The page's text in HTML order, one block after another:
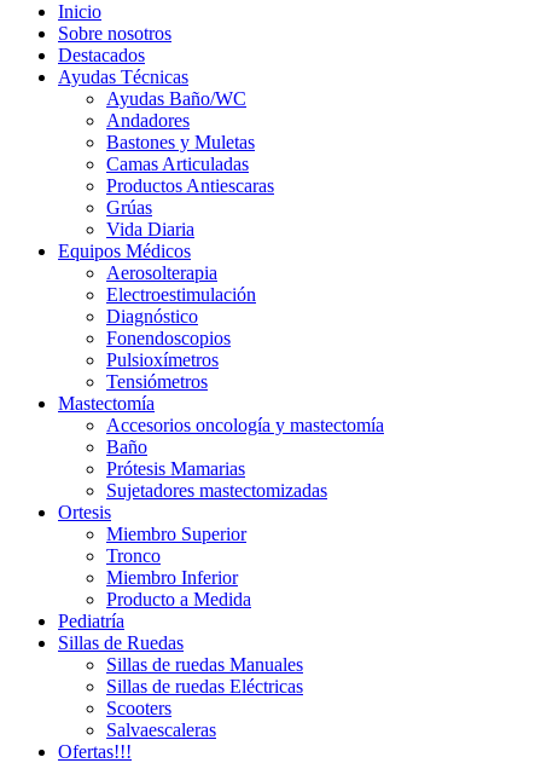
Inicio
Sobre nosotros
Destacados
Ayudas Técnicas
Ayudas Baño/WC
Andadores
Bastones y Muletas
Camas Articuladas
Productos Antiescaras
Grúas
Vida Diaria
Equipos Médicos
Aerosolterapia
Electroestimulación
Diagnóstico
Fonendoscopios
Pulsioxímetros
Tensiómetros
Mastectomía
Accesorios oncología y mastectomía
Baño
Prótesis Mamarias
Sujetadores mastectomizadas
Ortesis
Miembro Superior
Tronco
Miembro Inferior
Producto a Medida
Pediatría
Sillas de Ruedas
Sillas de ruedas Manuales
Sillas de ruedas Eléctricas
Scooters
Salvaescaleras
Ofertas!!!